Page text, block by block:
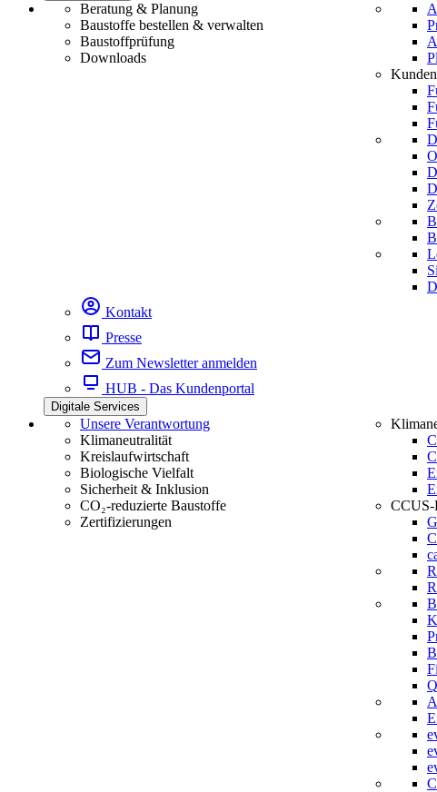
Beratung & Planung
Baustoffe bestellen & verwalten
Baustoffprüfung
Downloads
Kontakt
Presse
Zum Newsletter anmelden
HUB - Das Kundenportal
Digitale Services
Unsere Verantwortung
Klimaneutralität
Kreislaufwirtschaft
Biologische Vielfalt
Sicherheit & Inklusion
CO₂-reduzierte Baustoffe
Zertifizierungen
CCUS-